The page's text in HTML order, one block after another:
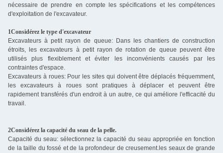
nécessaire de prendre en compte les spécifications et les compétences
d'exploitation de l'excavateur.
1Considérez le type d'excavateur
Excavateurs à petit rayon de queue: Dans les chantiers de construction
étroits, les excavateurs à petit rayon de rotation de queue peuvent être
utilisés plus flexiblement et éviter les inconvénients causés par les
contraintes d'espace.
Excavateurs à roues: Pour les sites qui doivent être déplacés fréquemment,
les excavateurs à roues sont pratiques à déplacer et peuvent être
rapidement transférés d'un endroit à un autre, ce qui améliore l'efficacité du
travail.
2Considérez la capacité du seau de la pelle.
Capacité du seau: sélectionnez la capacité du seau appropriée en fonction
de la taille du fossé et de la profondeur de creusement.les seaux de grande